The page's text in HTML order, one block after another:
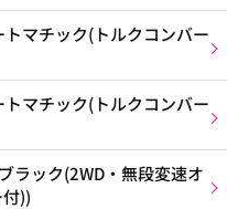
マチック(トルクコンバー
マチック(トルクコンバー
ック(2WD・無段変速オ
))